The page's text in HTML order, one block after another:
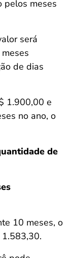
pelos meses
será
de dias
1.900,00 e
no ano, o
de
10 meses, o